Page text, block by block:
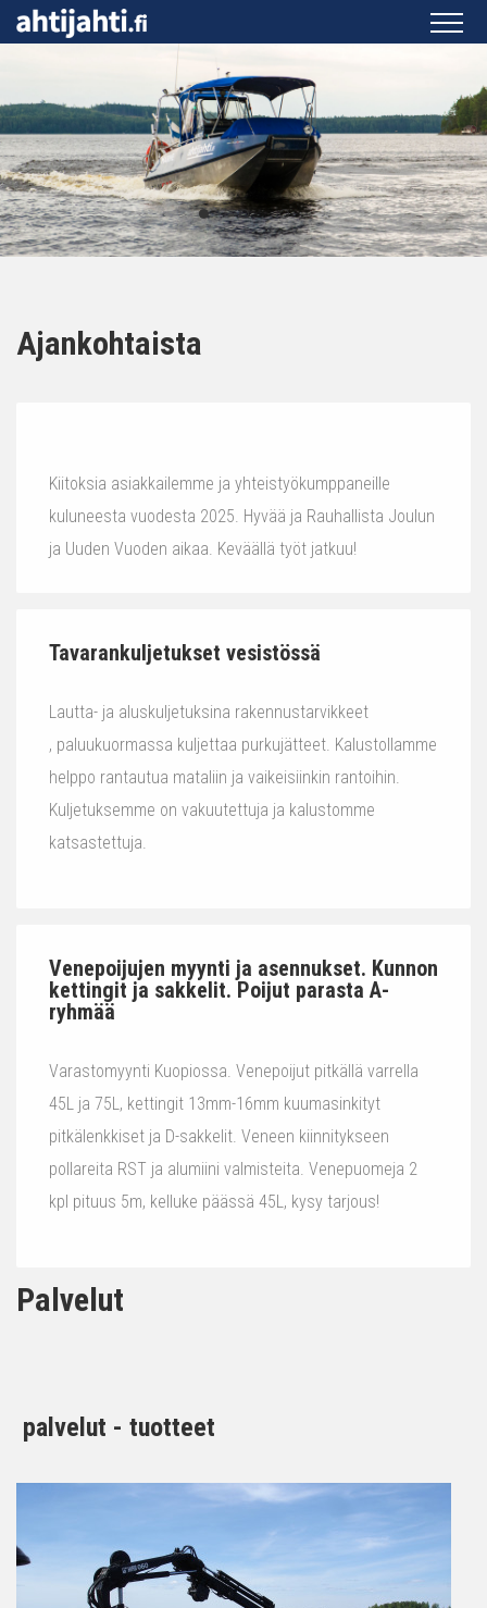
Ajankohtaista
Kiitoksia asiakkailemme ja yhteistyökumppaneille
kuluneesta vuodesta 2025. Hyvää ja Rauhallista Joulun
ja Uuden Vuoden aikaa. Keväällä työt jatkuu!
Tavarankuljetukset vesistössä
Lautta- ja aluskuljetuksina rakennustarvikkeet
, paluukuormassa kuljettaa purkujätteet. Kalustollamme
helppo rantautua mataliin ja vaikeisiinkin rantoihin.
Kuljetuksemme on vakuutettuja ja kalustomme
katsastettuja.
Venepoijujen myynti ja asennukset. Kunnon
kettingit ja sakkelit. Poijut parasta A-
ryhmää
Varastomyynti Kuopiossa. Venepoijut pitkällä varrella
45L ja 75L, kettingit 13mm-16mm kuumasinkityt
pitkälenkkiset ja D-sakkelit. Veneen kiinnitykseen
pollareita RST ja alumiini valmisteita. Venepuomeja 2
kpl pituus 5m, kelluke päässä 45L, kysy tarjous!
Palvelut
palvelut - tuotteet